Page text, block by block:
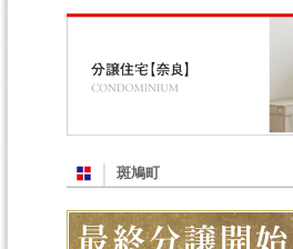
斑鳩町